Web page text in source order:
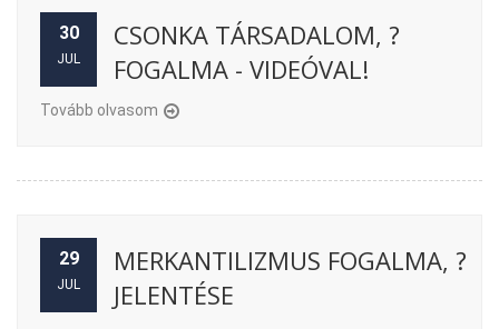
30
JUL
CSONKA TÁRSADALOM, ?
FOGALMA - VIDEÓVAL!
Tovább olvasom
29
JUL
MERKANTILIZMUS FOGALMA, ?
JELENTÉSE